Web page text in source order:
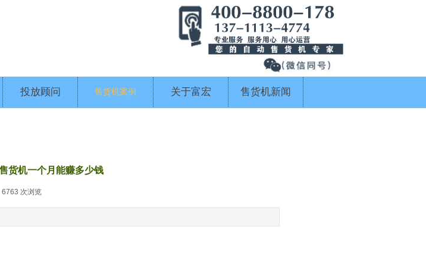
投放顾问 售货机案例 关于富宏 售货机新闻
货机一个月能赚多少钱
6763 次浏览